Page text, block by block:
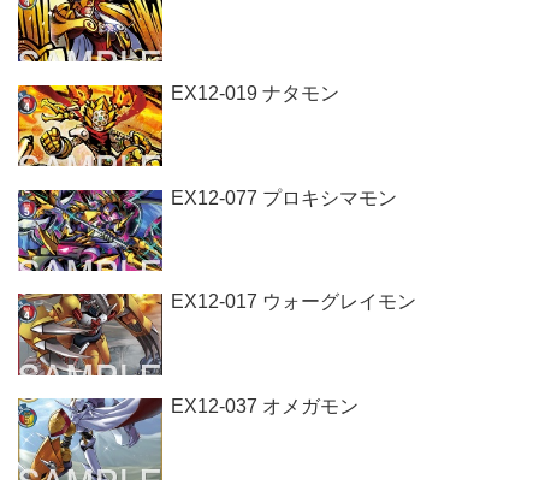
EX12-019 ナタモン
EX12-077 プロキシマモン
EX12-017 ウォーグレイモン
EX12-037 オメガモン